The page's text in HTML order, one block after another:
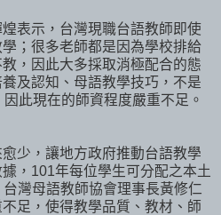
表示，台灣現職台語教師即使
；很多老師都是因為學校排給
，因此大多採取消極配合的態
及認知、母語教學技巧，不是
此現在的師資程度嚴重不足。
少，讓地方政府推動台語教學
，101年每位學生可分配之本土
灣母語教師協會理事長黃修仁
足，使得教學品質、教材、師